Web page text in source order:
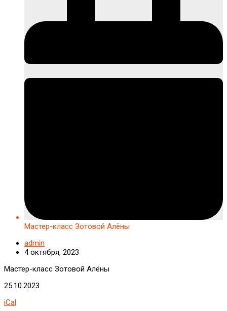
Мастер-класс Зотовой Алёны
admin
4 октября, 2023
Мастер-класс Зотовой Алёны
25.10.2023
iCal